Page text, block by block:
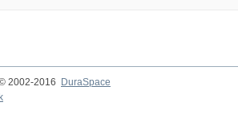
2002-2016
DuraSpace